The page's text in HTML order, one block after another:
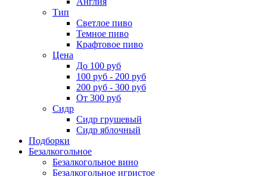
Тип
Светлое пиво
Темное пиво
Крафтовое пиво
Цена
До 100 руб
100 руб - 200 руб
200 руб - 300 руб
От 300 руб
Сидр
Сидр грушевый
Сидр яблочный
Подборки
Безалкогольное
Безалкогольное вино
Безалкогольное игристое